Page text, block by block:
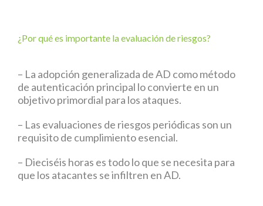
¿Por qué es importante la evaluación de riesgos?
– La adopción generalizada de AD como método
de autenticación principal lo convierte en un
objetivo primordial para los ataques.
– Las evaluaciones de riesgos periódicas son un
requisito de cumplimiento esencial.
– Dieciséis horas es todo lo que se necesita para
que los atacantes se infiltren en AD.